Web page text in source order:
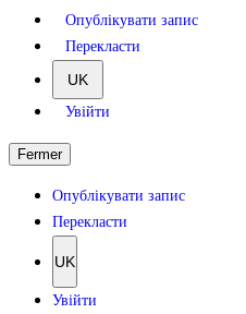
Опублікувати запис
Перекласти
UK
Увійти
Fermer
Опублікувати запис
Перекласти
UK
Увійти